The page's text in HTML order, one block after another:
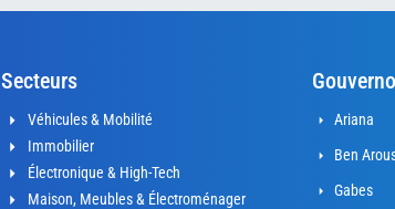
Secteurs
Véhicules & Mobilité
Immobilier
Électronique & High-Tech
Maison, Meubles & Électroménager
Ariana
Ben
Gabes